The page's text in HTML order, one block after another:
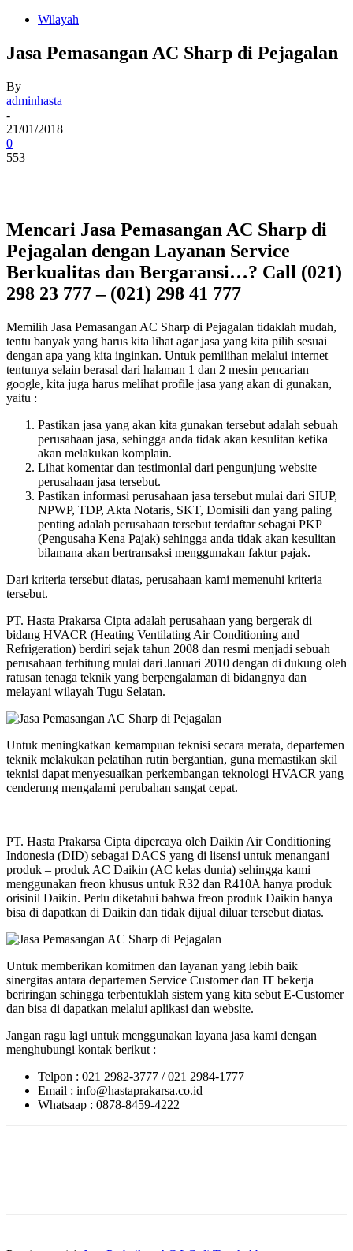
Wilayah
Jasa Pemasangan AC Sharp di Pejagalan
By
adminhasta
-
21/01/2018
0
553
Mencari Jasa Pemasangan AC Sharp di
Pejagalan dengan Layanan Service
Berkualitas dan Bergaransi…? Call (021)
298 23 777 – (021) 298 41 777
Memilih Jasa Pemasangan AC Sharp di Pejagalan tidaklah mudah,
tentu banyak yang harus kita lihat agar jasa yang kita pilih sesuai
dengan apa yang kita inginkan. Untuk pemilihan melalui internet
tentunya selain berasal dari halaman 1 dan 2 mesin pencarian
google, kita juga harus melihat profile jasa yang akan di gunakan,
yaitu :
Pastikan jasa yang akan kita gunakan tersebut adalah sebuah
perusahaan jasa, sehingga anda tidak akan kesulitan ketika
akan melakukan komplain.
Lihat komentar dan testimonial dari pengunjung website
perusahaan jasa tersebut.
Pastikan informasi perusahaan jasa tersebut mulai dari SIUP,
NPWP, TDP, Akta Notaris, SKT, Domisili dan yang paling
penting adalah perusahaan tersebut terdaftar sebagai PKP
(Pengusaha Kena Pajak) sehingga anda tidak akan kesulitan
bilamana akan bertransaksi menggunakan faktur pajak.
Dari kriteria tersebut diatas, perusahaan kami memenuhi kriteria
tersebut.
PT. Hasta Prakarsa Cipta adalah perusahaan yang bergerak di
bidang HVACR (Heating Ventilating Air Conditioning and
Refrigeration) berdiri sejak tahun 2008 dan resmi menjadi sebuah
perusahaan terhitung mulai dari Januari 2010 dengan di dukung oleh
ratusan tenaga teknik yang berpengalaman di bidangnya dan
melayani wilayah Tugu Selatan.
Untuk meningkatkan kemampuan teknisi secara merata, departemen
teknik melakukan pelatihan rutin bergantian, guna memastikan skil
teknisi dapat menyesuaikan perkembangan teknologi HVACR yang
cenderung mengalami perubahan sangat cepat.
PT. Hasta Prakarsa Cipta dipercaya oleh Daikin Air Conditioning
Indonesia (DID) sebagai DACS yang di lisensi untuk menangani
produk – produk AC Daikin (AC kelas dunia) sehingga kami
menggunakan freon khusus untuk R32 dan R410A hanya produk
orisinil Daikin. Perlu diketahui bahwa freon produk Daikin hanya
bisa di dapatkan di Daikin dan tidak dijual diluar tersebut diatas.
Untuk memberikan komitmen dan layanan yang lebih baik
sinergitas antara departemen Service Customer dan IT bekerja
beriringan sehingga terbentuklah sistem yang kita sebut E-Customer
dan bisa di dapatkan melalui aplikasi dan website.
Jangan ragu lagi untuk menggunakan layana jasa kami dengan
menghubungi kontak berikut :
Telpon : 021 2982-3777 / 021 2984-1777
Email : info@hastaprakarsa.co.id
Whatsaap : 0878-8459-4222